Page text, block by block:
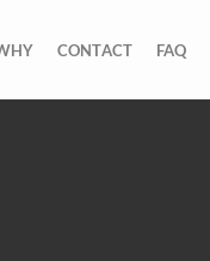
CONTACT FAQ